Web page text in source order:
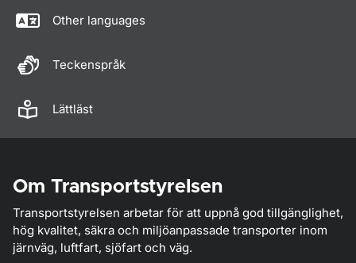
Other languages
Teckenspråk
Lättläst
Om Transportstyrelsen
Transportstyrelsen arbetar för att uppnå god tillgänglighet,
hög kvalitet, säkra och miljöanpassade transporter inom
järnväg, luftfart, sjöfart och väg.